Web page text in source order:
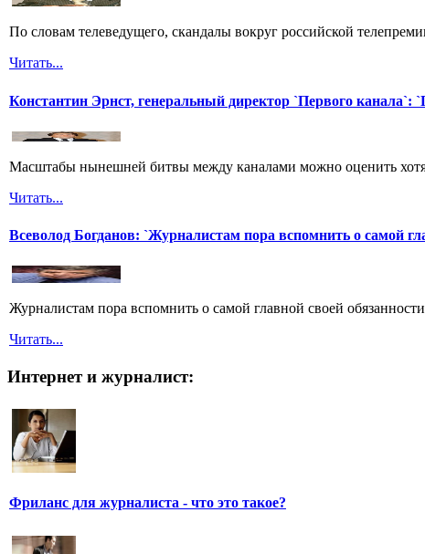
По словам телеведущего, скандалы вокруг российской
Читать...
Константин Эрнст, генеральный директор `Первого канала`:
Масштабы нынешней битвы между каналами можно оценить
Читать...
Всеволод Богданов: `Журналистам пора вспомнить о самой
Журналистам пора вспомнить о самой главной своей
Читать...
Интернет и журналист:
Фриланс для журналиста - что это такое?